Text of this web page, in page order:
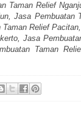
Taman Relief
Jasa Pembuatan
Relief
Jasa
Taman